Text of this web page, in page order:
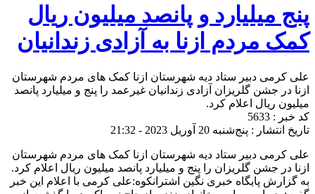
پنج میلیارد و پانصد میلیون ریال
کمک مردم ازنا به آزادی زندانیان
علی کرمی دبیر ستاد دیه شهرستان ازنا کمک های مردم شهرستان
ازنا در جشن گلریزان آزادی زندانیان غیرعمد را پنج و میلیارد پانصد
میلیون ریال اعلام کرد.
کد خبر : 5633
تاریخ انتشار : پنج‌شنبه 20 آوریل 2023 - 21:32
علی کرمی دبیر ستاد دیه شهرستان ازنا کمک های مردم شهرستان
ازنا در جشن گلریزان را پنج و میلیارد پانصد میلیون ریال اعلام کرد.
به گزارش پایگاه خبری نگین اشترانکوه:علی کرمی با اعلام این خبر